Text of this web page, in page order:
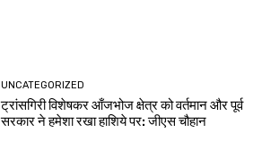
UNCATEGORIZED
ट्रांसगिरी विशेषकर आँजभोज क्षेत्र को वर्तमान और पूर्व
सरकार ने हमेशा रखा हाशिये पर: जीएस चौहान